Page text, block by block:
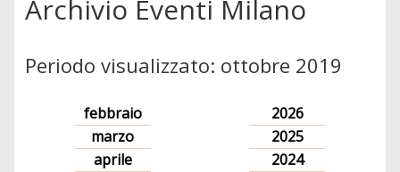
Archivio Eventi Milano
Periodo visualizzato: ottobre 2019
febbraio
marzo
aprile
2026
2025
2024